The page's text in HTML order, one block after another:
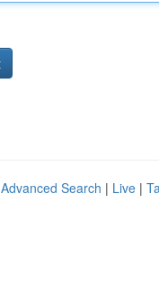
Advanced Search | Live |